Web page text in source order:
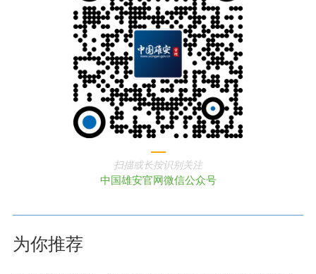
扫描或长按识别关注
中国雄安官网微信公众号
为你推荐